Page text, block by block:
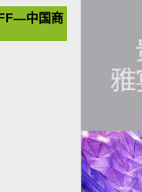
中国商